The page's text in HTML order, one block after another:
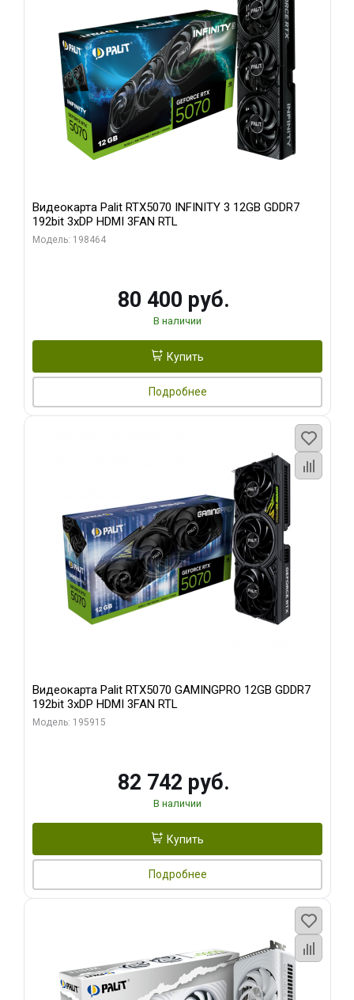
Видеокарта Palit RTX5070 INFINITY 3 12GB GDDR7
192bit 3xDP HDMI 3FAN RTL
Модель: 198464
80 400 руб.
В наличии
Купить
Подробнее
Видеокарта Palit RTX5070 GAMINGPRO 12GB GDDR7
192bit 3xDP HDMI 3FAN RTL
Модель: 195915
82 742 руб.
В наличии
Купить
Подробнее